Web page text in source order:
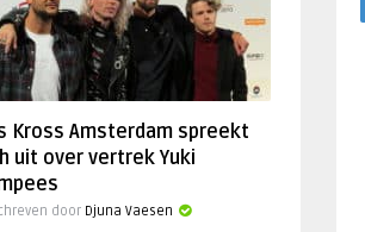
Kross Amsterdam spreekt
uit over vertrek Yuki
door Djuna Vaesen